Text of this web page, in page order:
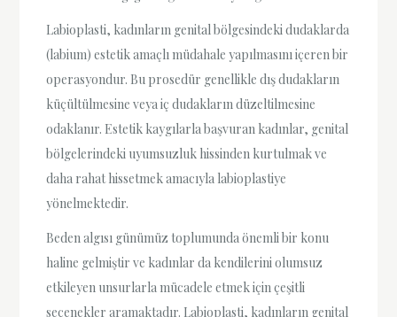
Labioplasti, kadınların genital bölgesindeki dudaklarda
(labium) estetik amaçlı müdahale yapılmasını içeren bir
operasyondur. Bu prosedür genellikle dış dudakların
küçültülmesine veya iç dudakların düzeltilmesine
odaklanır. Estetik kaygılarla başvuran kadınlar, genital
bölgelerindeki uyumsuzluk hissinden kurtulmak ve
daha rahat hissetmek amacıyla labioplastiye
yönelmektedir.
Beden algısı günümüz toplumunda önemli bir konu
haline gelmiştir ve kadınlar da kendilerini olumsuz
etkileyen unsurlarla mücadele etmek için çeşitli
seçenekler aramaktadır. Labioplasti, kadınların genital